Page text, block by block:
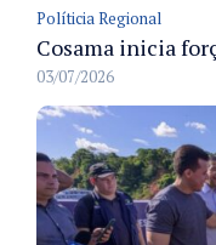
Políticia Regional
03/07/2026